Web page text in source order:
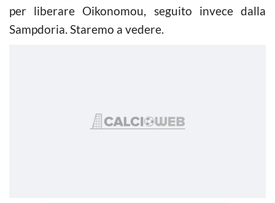
per liberare Oikonomou, seguito invece dalla
Sampdoria. Staremo a vedere.